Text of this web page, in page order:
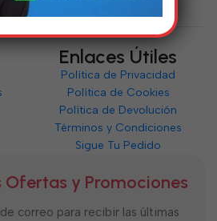
Enlaces Útiles
Política de Privacidad
Política de Cookies
Política de Devolución
Términos y Condiciones
Sigue Tu Pedido
Ofertas y Promociones
correo para recibir las últimas